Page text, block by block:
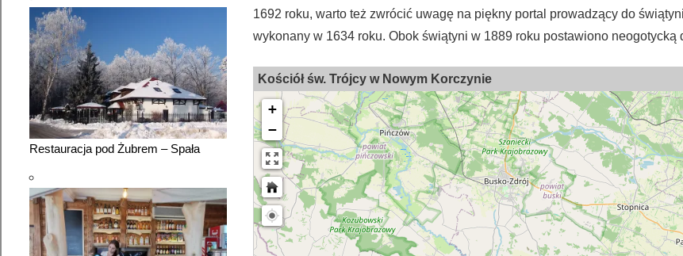
1692 roku, warto też zwrócić uwagę na piękny portal prowadzący do
wykonany w 1634 roku. Obok świątyni w 1889 roku postawiono neogotycką
Kościół św. Trójcy w Nowym Korczynie
+
−
Restauracja pod Żubrem – Spała